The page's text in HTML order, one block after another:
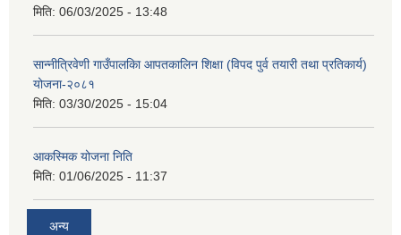
मिति: 06/03/2025 - 13:48
सान्नीत्रिवेणी गाउँपालकिा आपतकालिन शिक्षा (विपद पुर्व तयारी तथा प्रतिकार्य)
योजना-२०८१
मिति: 03/30/2025 - 15:04
आकस्मिक योजना निति
मिति: 01/06/2025 - 11:37
अन्य